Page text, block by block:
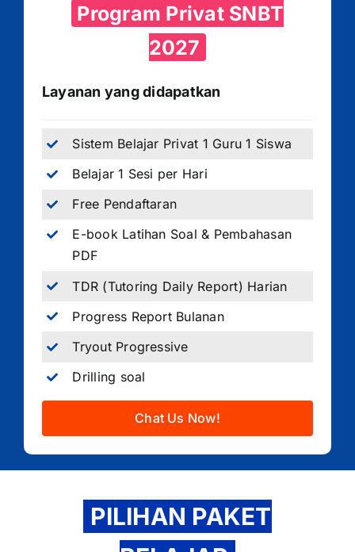
Program Privat SNBT
2027
Layanan yang didapatkan
Sistem Belajar Privat 1 Guru 1 Siswa
Belajar 1 Sesi per Hari
Free Pendaftaran
E-book Latihan Soal & Pembahasan
PDF
TDR (Tutoring Daily Report) Harian
Progress Report Bulanan
Tryout Progressive
Drilling soal
Chat Us Now!
PILIHAN PAKET